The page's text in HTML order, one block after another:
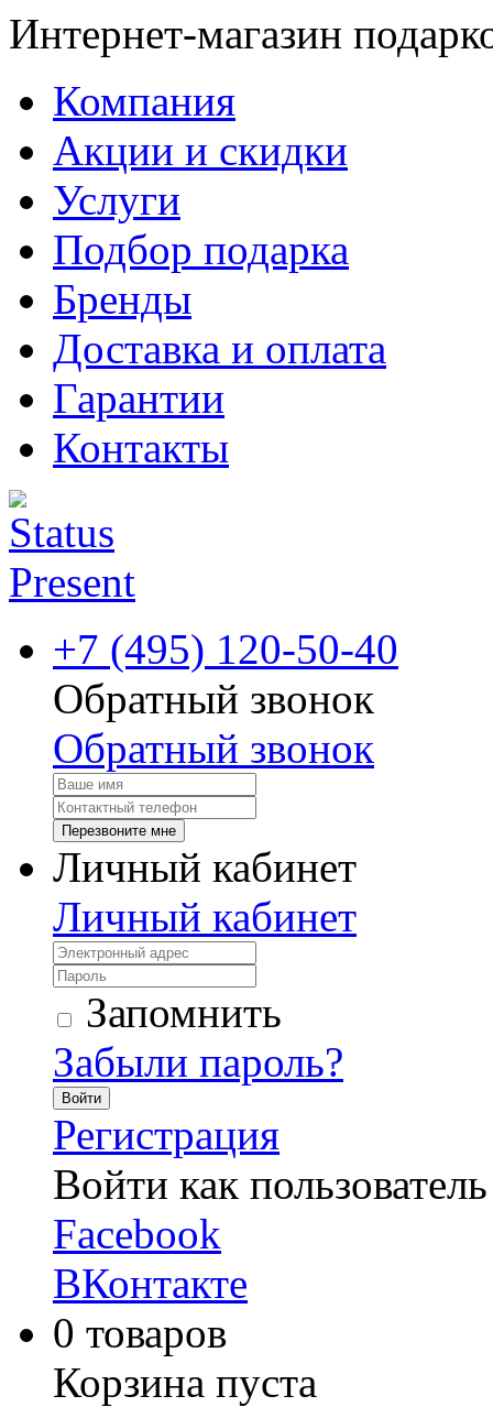
Интернет-магазин
Компания
Акции и скидки
Услуги
Подбор подарка
Бренды
Доставка и оплата
Гарантии
Контакты
+7 (495) 120-50-40
Обратный звонок
Обратный звонок
Перезвоните мне
Личный кабинет
Личный кабинет
Запомнить
Забыли пароль?
Войти
Регистрация
Войти как пользователь
Facebook
ВКонтакте
0 товаров
Корзина пуста